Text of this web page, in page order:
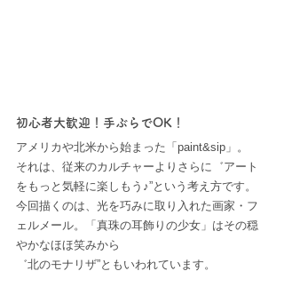
初心者大歓迎！手ぶらでOK！
アメリカや北米から始まった「paint&sip」。
それは、従来のカルチャーよりさらに゛アート
をもっと気軽に楽しもう♪”という考え方です。
今回描くのは、光を巧みに取り入れた画家・フ
ェルメール。「真珠の耳飾りの少女」はその穏
やかなほほ笑みから
゛北のモナリザ”ともいわれています。